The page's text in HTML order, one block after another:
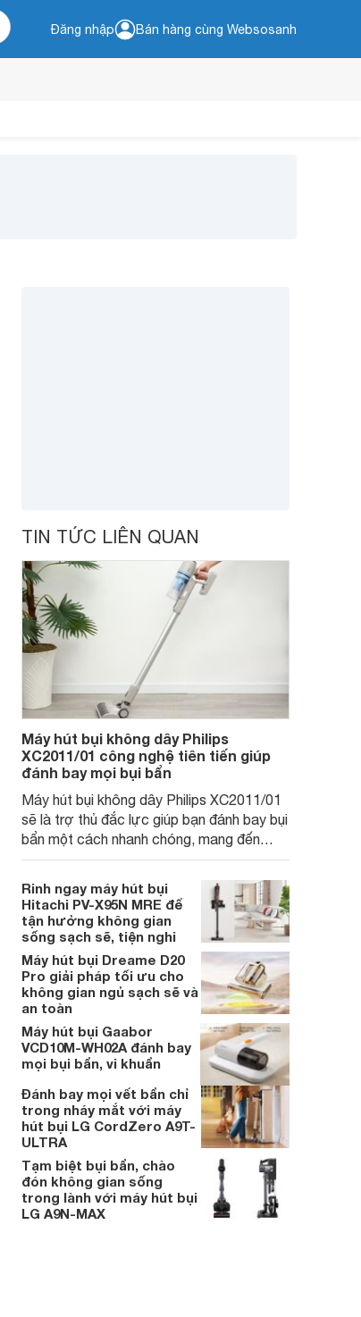
Đăng nhập Bán hàng cùng Websosanh
TIN TỨC LIÊN QUAN
Máy hút bụi không dây Philips
XC2011/01 công nghệ tiên tiến giúp
đánh bay mọi bụi bẩn
Máy hút bụi không dây Philips XC2011/01
sẽ là trợ thủ đắc lực giúp bạn đánh bay bụi
bẩn một cách nhanh chóng, mang đến
không gian sống sạch sẽ và thoáng đãng.
Cùng Websosanh.vn đi tìm hiểu những tính
năng nổi bật của sản phẩm này nhé.
Rinh ngay máy hút bụi
Hitachi PV-X95N MRE để
tận hưởng không gian
sống sạch sẽ, tiện nghi
Máy hút bụi Dreame D20
Pro giải pháp tối ưu cho
không gian ngủ sạch sẽ và
an toàn
Máy hút bụi Gaabor
VCD10M-WH02A đánh bay
mọi bụi bẩn, vi khuẩn
Đánh bay mọi vết bẩn chỉ
trong nháy mắt với máy
hút bụi LG CordZero A9T-
ULTRA
Tạm biệt bụi bẩn, chào
đón không gian sống
trong lành với máy hút bụi
LG A9N-MAX